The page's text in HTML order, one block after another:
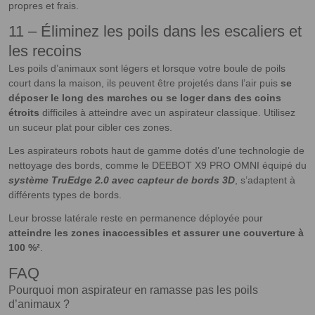
propres et frais.
11 – Éliminez les poils dans les escaliers et
les recoins
Les poils d’animaux sont légers et lorsque votre boule de poils
court dans la maison, ils peuvent être projetés dans l’air puis se
déposer le long des marches ou se loger dans des coins
étroits difficiles à atteindre avec un aspirateur classique. Utilisez
un suceur plat pour cibler ces zones.
Les aspirateurs robots haut de gamme dotés d’une technologie de
nettoyage des bords, comme le DEEBOT X9 PRO OMNI équipé du
système TruEdge 2.0 avec capteur de bords 3D, s’adaptent à
différents types de bords.
Leur brosse latérale reste en permanence déployée pour
atteindre les zones inaccessibles et assurer une couverture à
100 %².
FAQ
Pourquoi mon aspirateur en ramasse pas les poils
d’animaux ?